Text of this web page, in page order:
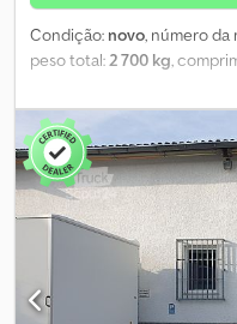
Condição: novo, número da
peso total:2 700 kg,
Ampla seleção! Vendas
semana, na loja online
e das 14:00 às 18:00 Ou 24
da nossa loja online em
estão protegidos por
registada 543-0110R-